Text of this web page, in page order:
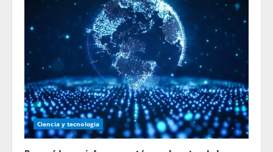
Ciencia y tecnologia